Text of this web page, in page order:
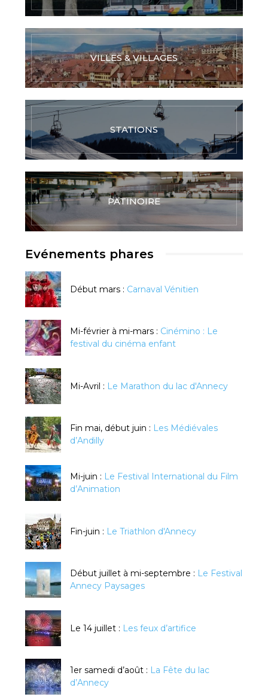
VILLES & VILLAGES
STATIONS
PATINOIRE
Evénements phares
Début mars : Carnaval Vénitien
Mi-février à mi-mars : Cinémino : Le
festival du cinéma enfant
Mi-Avril : Le Marathon du lac d'Annecy
Fin mai, début juin : Les Médiévales
d’Andilly
Mi-juin : Le Festival International du Film
d’Animation
Fin-juin : Le Triathlon d'Annecy
Début juillet à mi-septembre : Le Festival
Annecy Paysages
Le 14 juillet : Les feux d’artifice
1er samedi d’août : La Fête du lac
d’Annecy